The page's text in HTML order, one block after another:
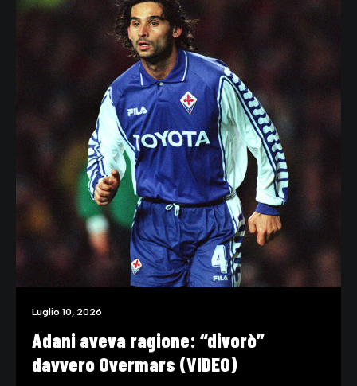
Luglio 10, 2026
Adani aveva ragione: “divorò”
davvero Overmars (VIDEO)